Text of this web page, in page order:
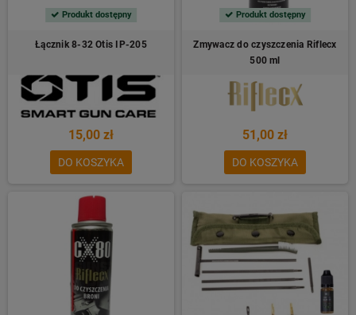
Produkt dostępny
Łącznik 8-32 Otis IP-205
15,00 zł
DO KOSZYKA
Produkt dostępny
Zmywacz do czyszczenia Riflecx
500 ml
51,00 zł
DO KOSZYKA